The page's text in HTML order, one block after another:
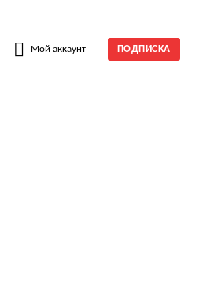
Мой аккаунт ПОДПИСКА